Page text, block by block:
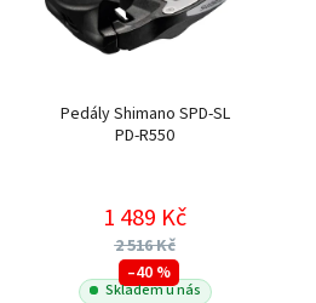
Pedály Shimano SPD-SL
PD-R550
1 489 Kč
2 516 Kč
–40 %
Skladem u nás